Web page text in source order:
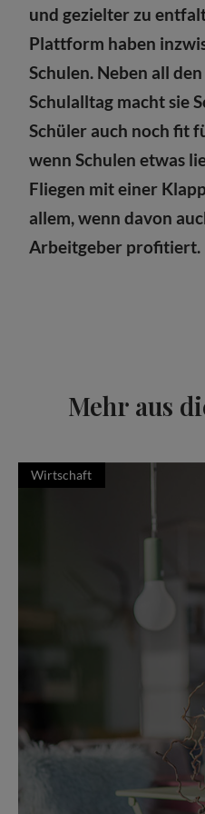
und gezielter zu
Plattform haben
Schulen. Neben all
Schulalltag macht sie
Schüler auch noch fit
wenn Schulen etwas
Fliegen mit einer
allem, wenn davon
Arbeitgeber profitiert.
Mehr aus
Wirtschaft